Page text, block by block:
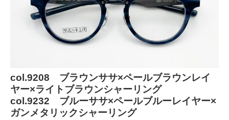
col.9208 ブラウンササ×ペールブラウンレイ
ヤー×ライトブラウンシャーリング
col.9232 ブルーササ×ペールブルーレイヤー×
ガンメタリックシャーリング